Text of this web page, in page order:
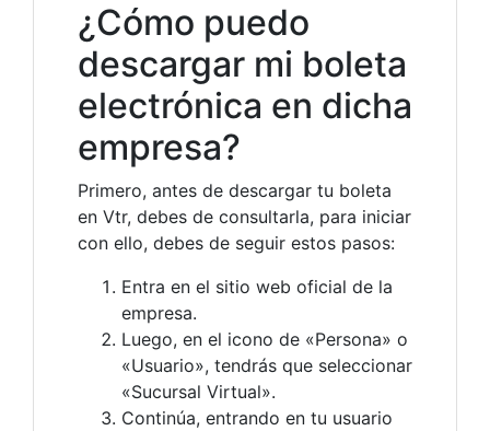
¿Cómo puedo
descargar mi boleta
electrónica en dicha
empresa?
Primero, antes de descargar tu boleta
en Vtr, debes de consultarla, para iniciar
con ello, debes de seguir estos pasos:
Entra en el sitio web oficial de la
empresa.
Luego, en el icono de «Persona» o
«Usuario», tendrás que seleccionar
«Sucursal Virtual».
Continúa, entrando en tu usuario